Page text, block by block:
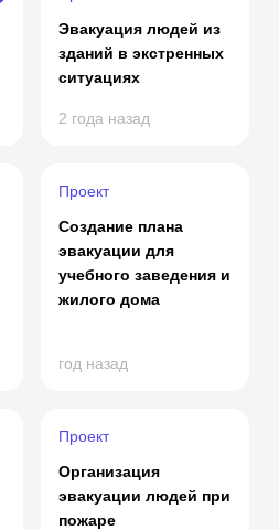
Эвакуация людей из
зданий в экстренных
ситуациях
2 года назад
Проект
Создание плана
эвакуации для
учебного заведения и
жилого дома
год назад
Проект
Организация
эвакуации людей при
пожаре